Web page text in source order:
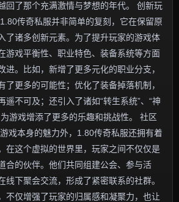
回了那个充满激情与梦想的年代。 创新玩
传奇私服并非简单的复刻，它在保留原
了诸多创新元素。为了提升玩家的游戏体
游戏平衡性、职业特色、装备系统等方面
进。比如，新增了更多元化的职业分支，
了更多的可能性；优化了装备掉落机制，
遥不可及；还引入了诸如“转生系统”、“神
游戏增添了更多的乐趣和挑战性。 社区
戏本身的魅力外，1.80传奇私服还拥有着
在这个虚拟的世界里，玩家之间不仅仅是
合的伙伴。他们共同组建公会、参与活
线下聚会交流，形成了紧密联系的社群。
不仅增强了玩家的归属感和凝聚力，也让